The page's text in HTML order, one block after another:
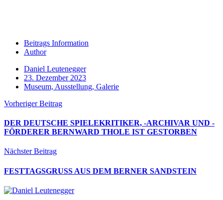
Beitrags Information
Author
Daniel Leutenegger
23. Dezember 2023
Museum, Ausstellung, Galerie
Vorheriger Beitrag
DER DEUTSCHE SPIELEKRITIKER, -ARCHIVAR UND -
FÖRDERER BERNWARD THOLE IST GESTORBEN
Nächster Beitrag
FESTTAGSGRUSS AUS DEM BERNER SANDSTEIN